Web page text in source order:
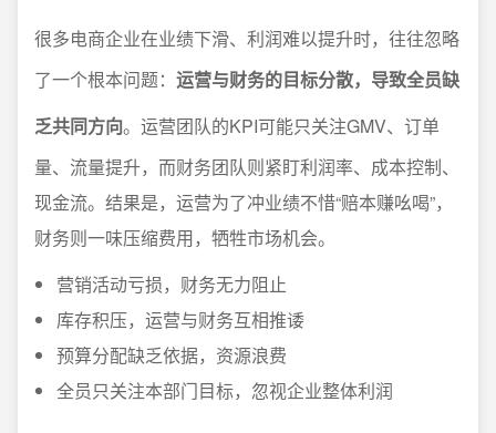
很多电商企业在业绩下滑、利润难以提升时，往往忽略
了一个根本问题： 运营与财务的目标分散，导致全员缺
乏共同方向。运营团队的KPI可能只关注GMV、订单
量、流量提升，而财务团队则紧盯利润率、成本控制、
现金流。结果是，运营为了冲业绩不惜“赔本赚吆喝”，
财务则一味压缩费用，牺牲市场机会。
营销活动亏损，财务无力阻止
库存积压，运营与财务互相推诿
预算分配缺乏依据，资源浪费
全员只关注本部门目标，忽视企业整体利润